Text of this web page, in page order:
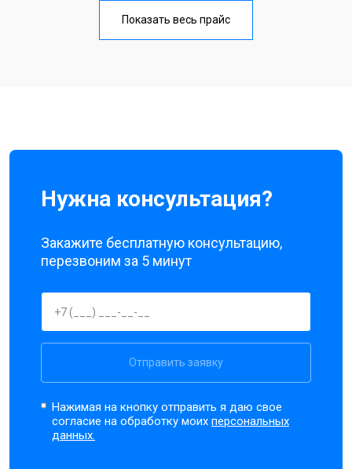
Показать весь прайс
Нужна консультация?
Закажите бесплатную консультацию,
перезвоним за 5 минут
Отправить заявку
Нажимая на кнопку отправить я даю свое
согласие на обработку моихперсональных
данных.